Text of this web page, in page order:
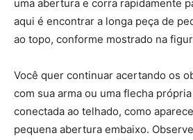
uma abertura e corra rapidamente
aqui é encontrar a longa peça de
ao topo, conforme mostrado na
Você quer continuar acertando os
com sua arma ou uma flecha
conectada ao telhado, como
pequena abertura embaixo.